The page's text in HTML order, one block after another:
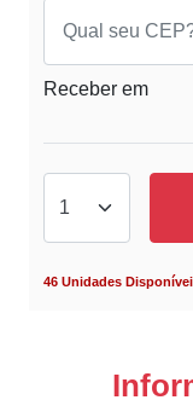
Receber em
46 Unidades